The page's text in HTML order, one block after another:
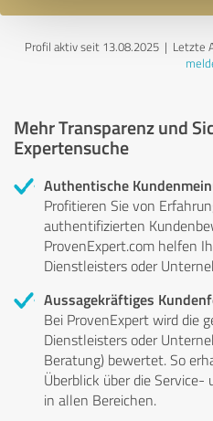
Profil aktiv seit 13.08.2025 | Letzte
Mehr Transparenz und
Expertensuche
Authentische
Profitieren Sie von
authentifizierten
ProvenExpert.com helfen
Dienstleisters oder
Aussagekräftiges
Bei ProvenExpert wird die
Dienstleisters oder
Beratung) bewertet. So
Überblick über die
in allen Bereichen.